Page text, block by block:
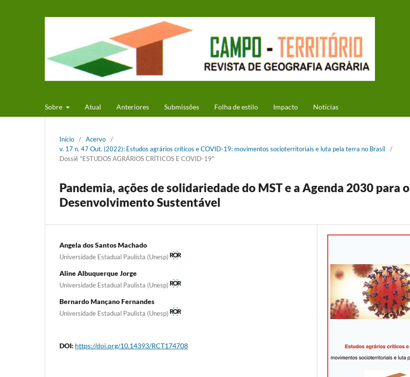
Sobre Atual Anteriores Submissões Folha de estilo Impacto Notícias
Início / Acervo
/
v. 17 n. 47 Out. (2022): Estudos agrários críticos e COVID-19: movimentos socioterritoriais e luta pela terra no Brasil
/
Dossiê "ESTUDOS AGRÁRIOS CRÍTICOS E COVID-19"
Pandemia, ações de solidariedade do MST e a Agenda 2030 para o
Desenvolvimento Sustentável
Angela dos Santos Machado
Universidade Estadual Paulista (Unesp)
Aline Albuquerque Jorge
Universidade Estadual Paulista (Unesp)
Bernardo Mançano Fernandes
Universidade Estadual Paulista (Unesp)
DOI: https://doi.org/10.14393/RCT174708